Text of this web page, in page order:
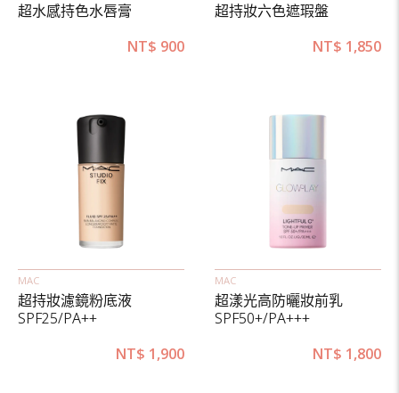
超水感持色水唇膏
NT$ 900
超持妝六色遮瑕盤
NT$ 1,850
MAC
超持妝濾鏡粉底液
SPF25/PA++
NT$ 1,900
MAC
超漾光高防曬妝前乳
SPF50+/PA+++
NT$ 1,800